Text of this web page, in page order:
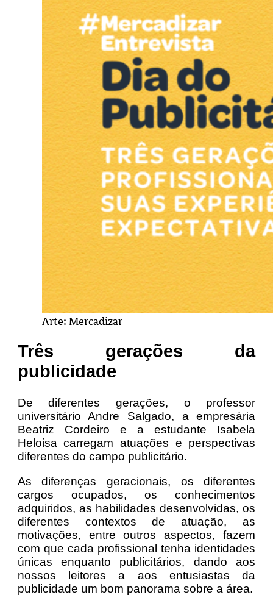
Arte: Mercadizar
Três gerações da
publicidade
De diferentes gerações, o professor
universitário Andre Salgado, a empresária
Beatriz Cordeiro e a estudante Isabela
Heloisa carregam atuações e perspectivas
diferentes do campo publicitário.
As diferenças geracionais, os diferentes
cargos ocupados, os conhecimentos
adquiridos, as habilidades desenvolvidas, os
diferentes contextos de atuação, as
motivações, entre outros aspectos, fazem
com que cada profissional tenha identidades
únicas enquanto publicitários, dando aos
nossos leitores a aos entusiastas da
publicidade um bom panorama sobre a área.